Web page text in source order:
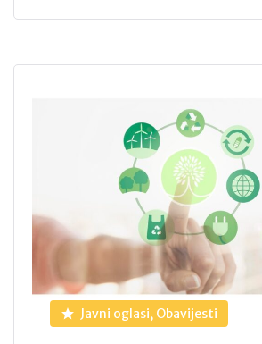
Javni oglasi, Obavijesti